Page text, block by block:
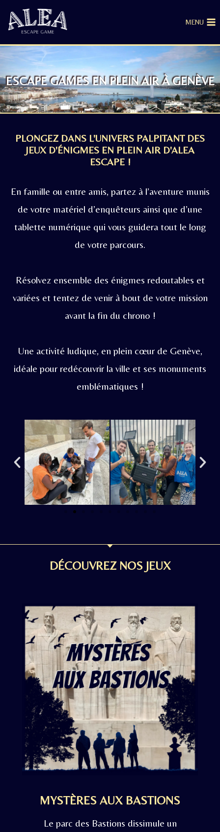
MENU
ESCAPE GAMES EN PLEIN AIR À GENÈVE
PLONGEZ DANS L'UNIVERS PALPITANT DES
JEUX D'ÉNIGMES EN PLEIN AIR D'ALEA
ESCAPE !
En famille ou entre amis, partez à l’aventure munis
de votre matériel d’enquêteurs ainsi que d’une
tablette numérique qui vous guidera tout le long
de votre parcours.
Résolvez ensemble des énigmes redoutables et
variées et tentez de venir à bout de votre mission
avant la fin du chrono !
Une activité ludique, en plein cœur de Genève,
idéale pour redécouvrir la ville et ses monuments
emblématiques !
DÉCOUVREZ NOS JEUX
MYSTÈRES AUX BASTIONS
Le parc des Bastions dissimule un